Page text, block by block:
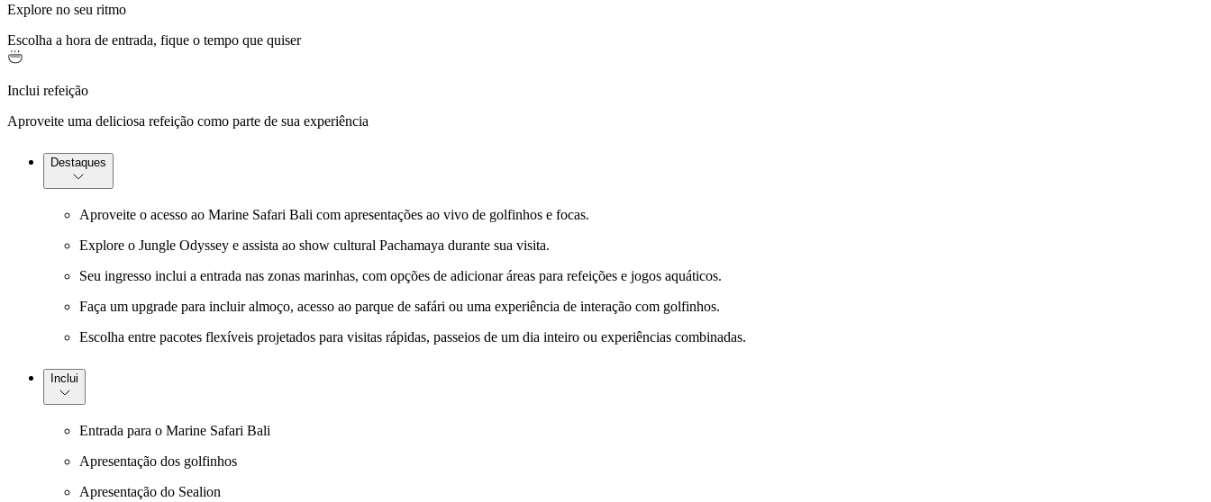
Explore no seu ritmo
Escolha a hora de entrada, fique o tempo que quiser
Inclui refeição
Aproveite uma deliciosa refeição como parte de sua experiência
Destaques
Aproveite o acesso ao Marine Safari Bali com apresentações ao vivo de golfinhos e focas.
Explore o Jungle Odyssey e assista ao show cultural Pachamaya durante sua visita.
Seu ingresso inclui a entrada nas zonas marinhas, com opções de adicionar áreas para refeições e jogos aquáticos.
Faça um upgrade para incluir almoço, acesso ao parque de safári ou uma experiência de interação com golfinhos.
Escolha entre pacotes flexíveis projetados para visitas rápidas, passeios de um dia inteiro ou experiências combinadas.
Inclui
Entrada para o Marine Safari Bali
Apresentação dos golfinhos
Apresentação do Sealion